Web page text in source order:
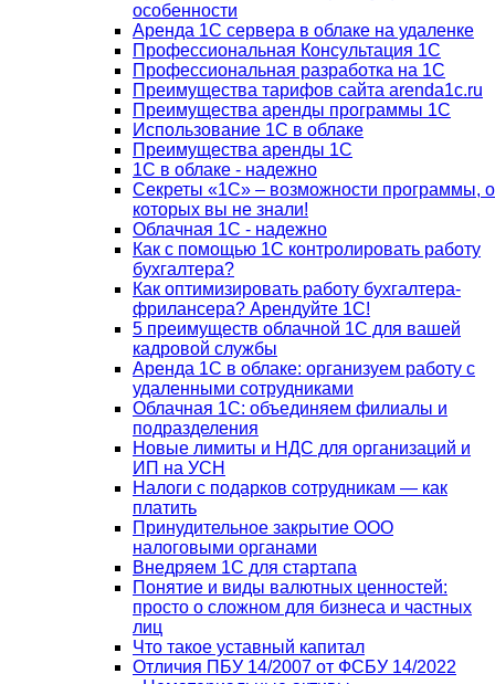
особенности
Аренда 1С сервера в облаке на удаленке
Профессиональная Консультация 1С
Профессиональная разработка на 1С
Преимущества тарифов сайта arenda1c.ru
Преимущества аренды программы 1С
Использование 1С в облаке
Преимущества аренды 1С
1С в облаке - надежно
Секреты «1С» – возможности программы, о
которых вы не знали!
Облачная 1С - надежно
Как с помощью 1С контролировать работу
бухгалтера?
Как оптимизировать работу бухгалтера-
фрилансера? Арендуйте 1С!
5 преимуществ облачной 1С для вашей
кадровой службы
Аренда 1С в облаке: организуем работу с
удаленными сотрудниками
Облачная 1С: объединяем филиалы и
подразделения
Новые лимиты и НДС для организаций и
ИП на УСН
Налоги с подарков сотрудникам — как
платить
Принудительное закрытие ООО
налоговыми органами
Внедряем 1С для стартапа
Понятие и виды валютных ценностей:
просто о сложном для бизнеса и частных
лиц
Что такое уставный капитал
Отличия ПБУ 14/2007 от ФСБУ 14/2022